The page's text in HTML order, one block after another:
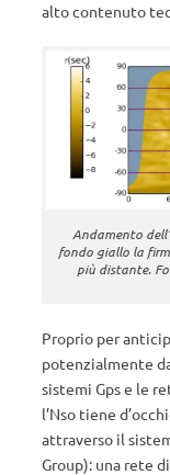
alto contenuto
Andamento
fondo giallo la
più distante.
Proprio per
potenzialmente
sistemi Gps e le
l’Nso tiene
attraverso il
Group): una rete